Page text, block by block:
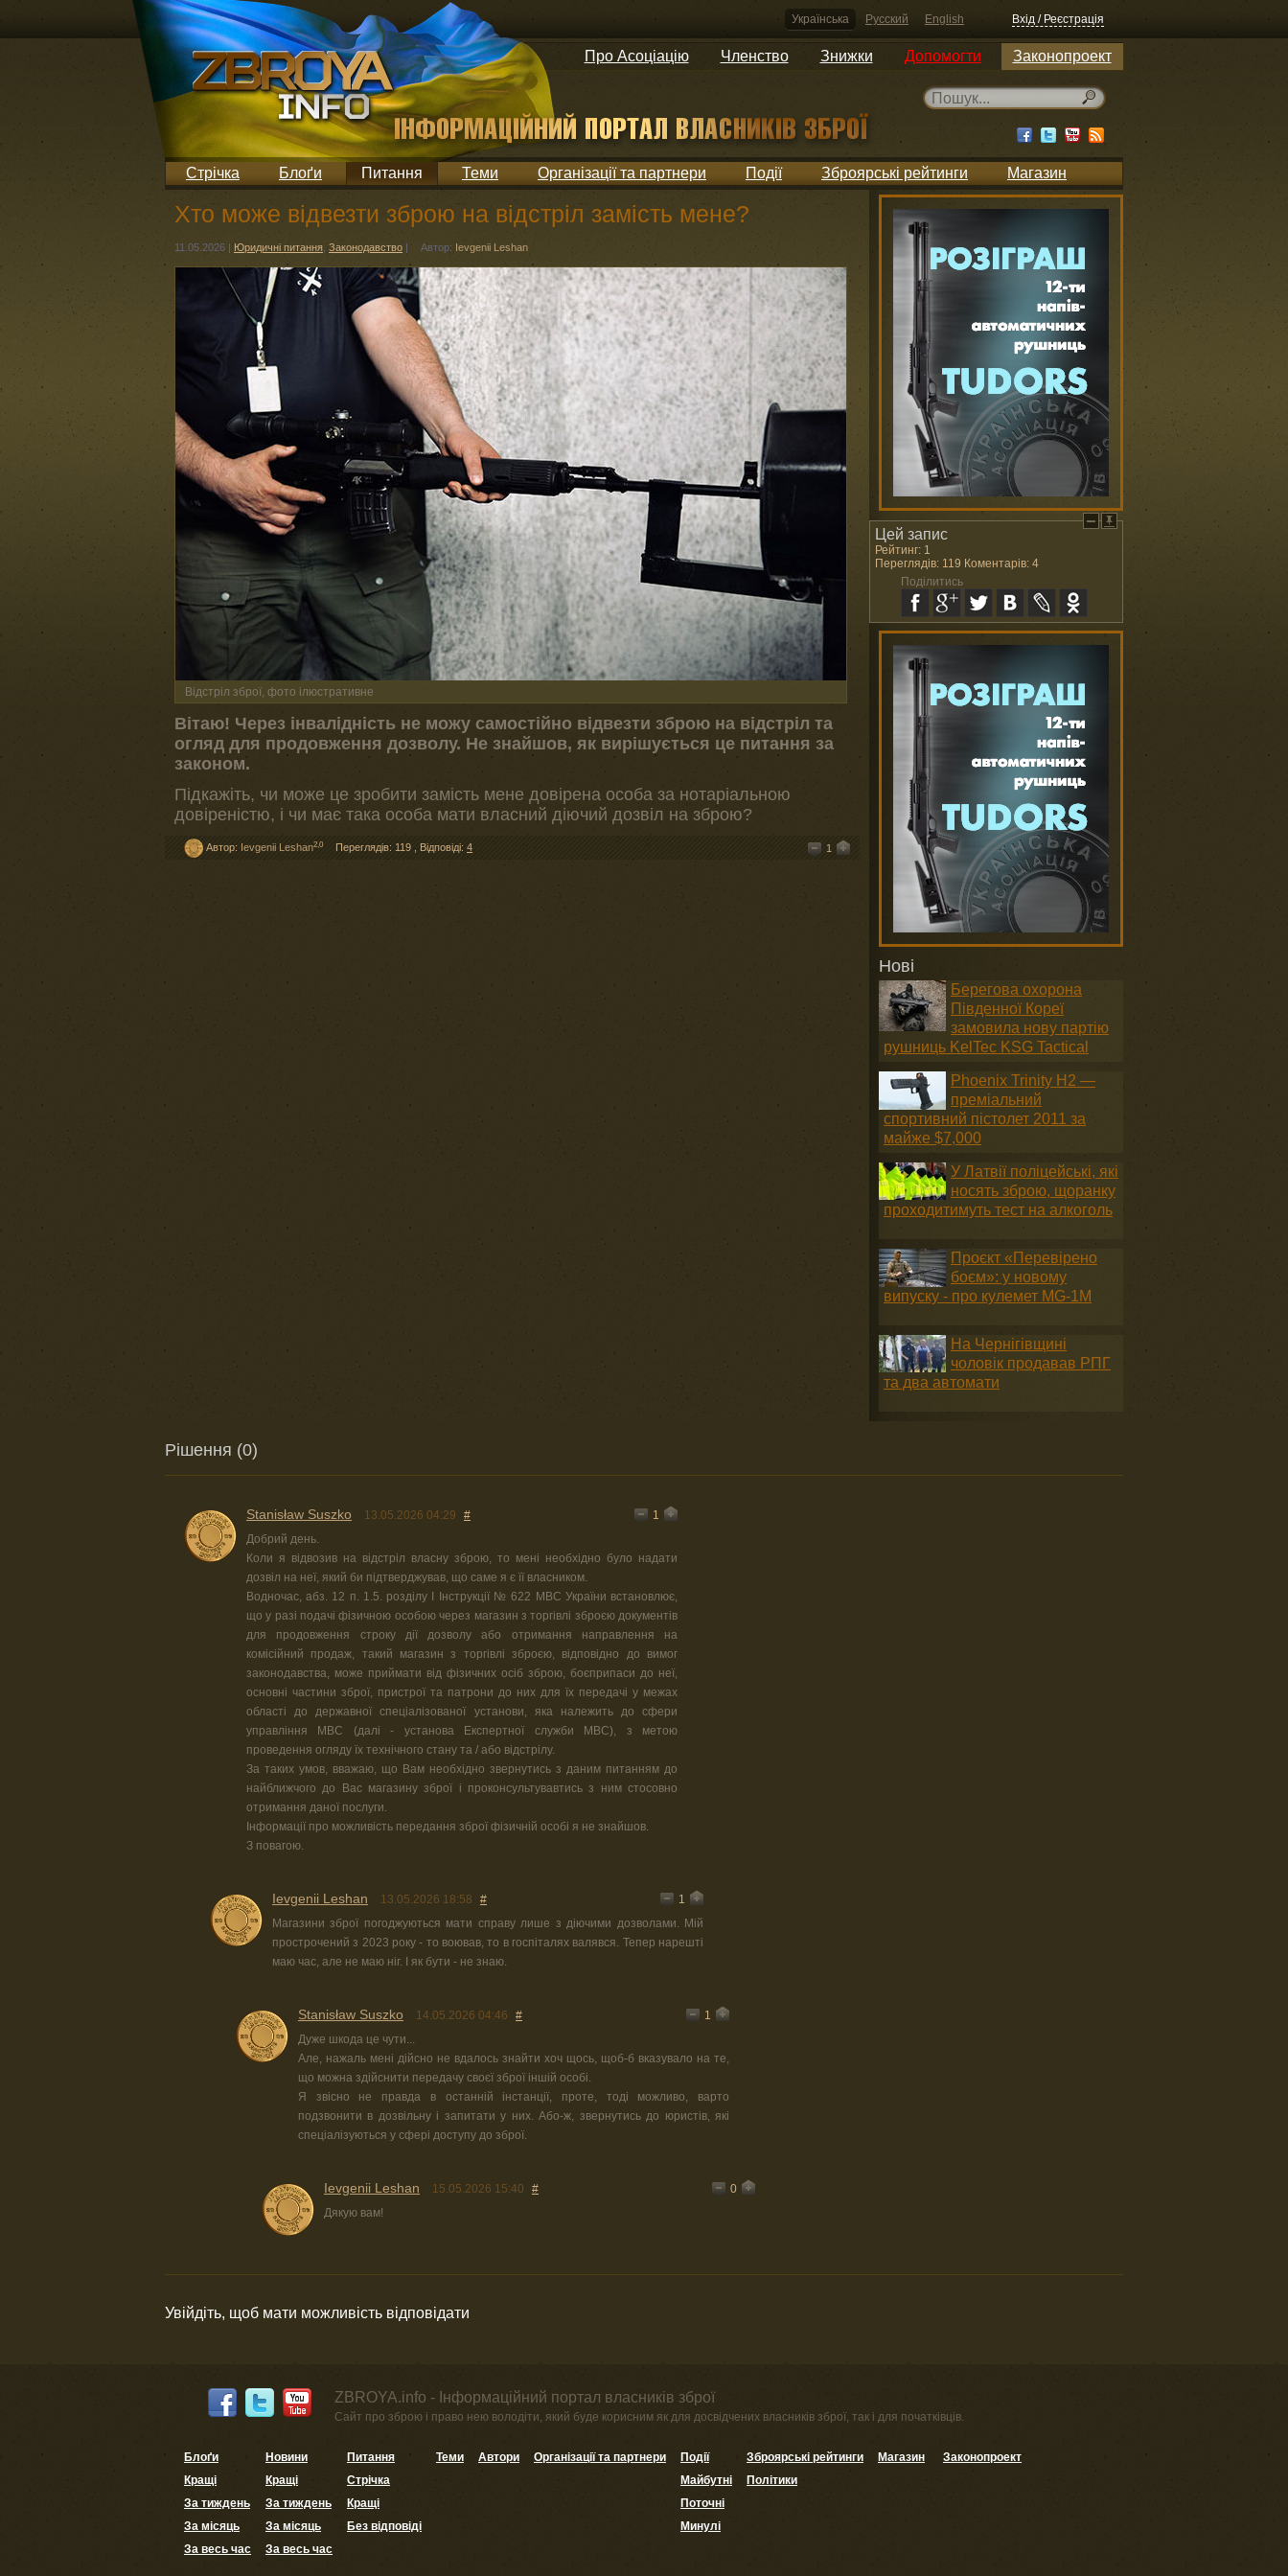
Українська Русский English Вхід / Реєстрація
Про Асоціацію Членство Знижки Допомогти Законопроект
Стрічка Блоґи Питання Теми Організації та партнери Події Зброярські рейтинги Магазин
Хто може відвезти зброю на відстріл замість мене?
11.05.2026 | Юридичні питання Законодавство | Автор: Ievgenii Leshan
Відстріл зброї, фото ілюстративне
Вітаю! Через інвалідність не можу самостійно відвезти зброю на відстріл та
огляд для продовження дозволу. Не знайшов, як вирішується це питання за
законом.
Підкажіть, чи може це зробити замість мене довірена особа за нотаріальною
довіреністю, і чи має така особа мати власний діючий дозвіл на зброю?
Автор: Ievgenii Leshan2,0 Переглядів: 119 Відповіді: 4 1
Нові
Берегова охорона
Південної Кореї
замовила нову партію
рушниць KelTec KSG Tactical
Phoenix Trinity H2 —
преміальний
спортивний пістолет 2011 за
майже $7,000
У Латвії поліцейські, які
носять зброю, щоранку
проходитимуть тест на алкоголь
Проєкт «Перевірено
боєм»: у новому
випуску - про кулемет MG-1М
На Чернігівщині
чоловік продавав РПГ
та два автомати
Цей запис
Рейтинг: 1
Переглядів: 119 Коментарів: 4
Поділитись
Рішення (0)
Stanisław Suszko 13.05.2026 04:29 #
1
Добрий день.
Коли я відвозив на відстріл власну зброю, то мені необхідно було надати
дозвіл на неї, який би підтверджував, що саме я є її власником.
Водночас, абз. 12 п. 1.5. розділу І Інструкції № 622 МВС України встановлює,
що у разі подачі фізичною особою через магазин з торгівлі зброєю документів
для продовження строку дії дозволу або отримання направлення на
комісійний продаж, такий магазин з торгівлі зброєю, відповідно до вимог
законодавства, може приймати від фізичних осіб зброю, боєприпаси до неї,
основні частини зброї, пристрої та патрони до них для їх передачі у межах
області до державної спеціалізованої установи, яка належить до сфери
управління МВС (далі - установа Експертної служби МВС), з метою
проведення огляду їх технічного стану та / або відстрілу.
За таких умов, вважаю, що Вам необхідно звернутись з даним питанням до
найближчого до Вас магазину зброї і проконсультувавтись з ним стосовно
отримання даної послуги.
Інформації про можливість передання зброї фізичній особі я не знайшов.
З повагою.
Ievgenii Leshan 13.05.2026 18:58 #
1
Магазини зброї погоджуються мати справу лише з діючими дозволами. Мій
прострочений з 2023 року - то воював, то в госпіталях валявся. Тепер нарешті
маю час, але не маю ніг. І як бути - не знаю.
Stanisław Suszko 14.05.2026 04:46 #
1
Дуже шкода це чути...
Але, нажаль мені дійсно не вдалось знайти хоч щось, щоб-б вказувало на те,
що можна здійснити передачу своєї зброї іншій особі.
Я звісно не правда в останній інстанції, проте, тоді можливо, варто
подзвонити в дозвільну і запитати у них. Або-ж, звернутись до юристів, які
спеціалізуються у сфері доступу до зброї.
Ievgenii Leshan 15.05.2026 15:40 #
0
Дякую вам!
Увійдіть, щоб мати можливість відповідати
ZBROYA.info - Інформаційний портал власників зброї
Сайт про зброю і право нею володіти, який буде корисним як для досвідчених власників зброї, так і для початківців.
Блоґи
Кращі
За тиждень
За місяць
За весь час
Новини
Кращі
За тиждень
За місяць
За весь час
Питання
Стрічка
Кращі
Без відповіді
Теми Автори Організації та партнери
Події
Майбутні
Поточні
Минулі
Зброярські рейтинги
Політики
Магазин Законопроект